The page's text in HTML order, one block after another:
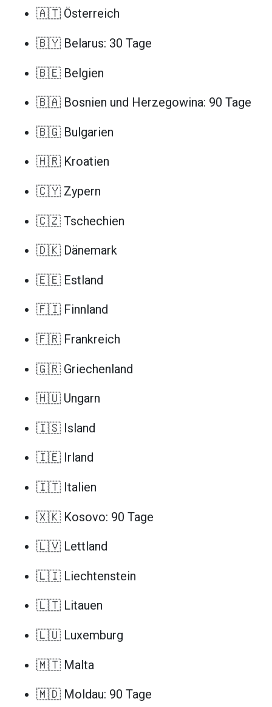
🇦🇹 Österreich
🇧🇾 Belarus: 30 Tage
🇧🇪 Belgien
🇧🇦 Bosnien und Herzegowina: 90 Tage
🇧🇬 Bulgarien
🇭🇷 Kroatien
🇨🇾 Zypern
🇨🇿 Tschechien
🇩🇰 Dänemark
🇪🇪 Estland
🇫🇮 Finnland
🇫🇷 Frankreich
🇬🇷 Griechenland
🇭🇺 Ungarn
🇮🇸 Island
🇮🇪 Irland
🇮🇹 Italien
🇽🇰 Kosovo: 90 Tage
🇱🇻 Lettland
🇱🇮 Liechtenstein
🇱🇹 Litauen
🇱🇺 Luxemburg
🇲🇹 Malta
🇲🇩 Moldau: 90 Tage